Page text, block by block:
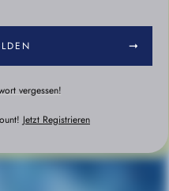
vergessen!
Jetzt Registrieren